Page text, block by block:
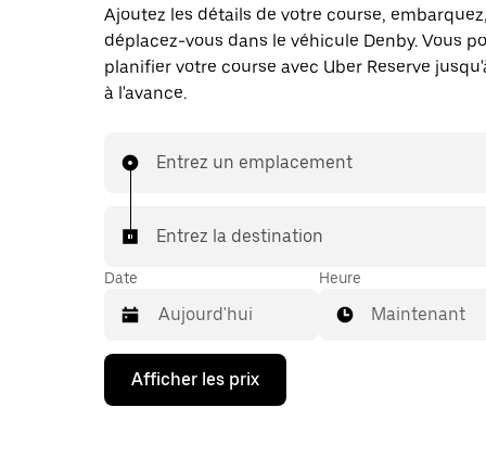
Ajoutez les détails de votre course,
déplacez-vous dans le véhicule Denby. Vous
planifier votre course avec Uber Reserve
à l'avance.
Entrez un emplacement
Entrez la destination
Date
Appuyez
la
Heure
Maintenant
Afficher les prix